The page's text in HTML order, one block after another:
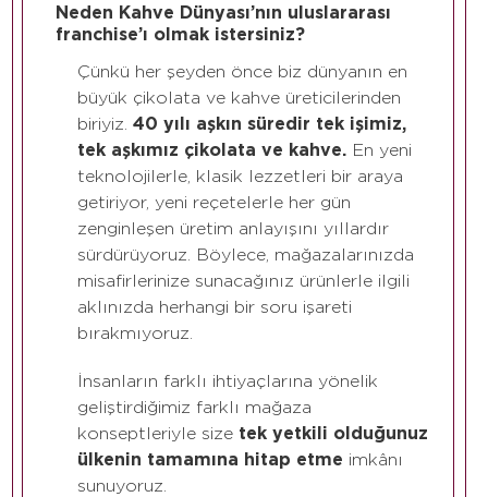
Neden Kahve Dünyası’nın uluslararası
franchise’ı olmak istersiniz?
Çünkü her şeyden önce biz dünyanın en
büyük çikolata ve kahve üreticilerinden
biriyiz. 40 yılı aşkın süredir tek işimiz,
tek aşkımız çikolata ve kahve. En yeni
teknolojilerle, klasik lezzetleri bir araya
getiriyor, yeni reçetelerle her gün
zenginleşen üretim anlayışını yıllardır
sürdürüyoruz. Böylece, mağazalarınızda
misafirlerinize sunacağınız ürünlerle ilgili
aklınızda herhangi bir soru işareti
bırakmıyoruz.
İnsanların farklı ihtiyaçlarına yönelik
geliştirdiğimiz farklı mağaza
konseptleriyle size tek yetkili olduğunuz
ülkenin tamamına hitap etme imkânı
sunuyoruz.